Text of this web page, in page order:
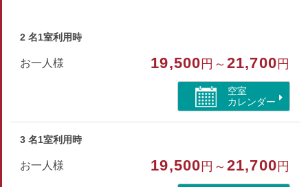
トイレ/禁煙/洗浄機付トイレ/シャワーブース/海が見え
る
2 名1室利用時
お一人様 19,500 円～21,700 円
空室
カレンダー
3 名1室利用時
お一人様 19,500 円～21,700 円